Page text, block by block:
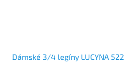
Dámské 3/4 legíny LUCYNA